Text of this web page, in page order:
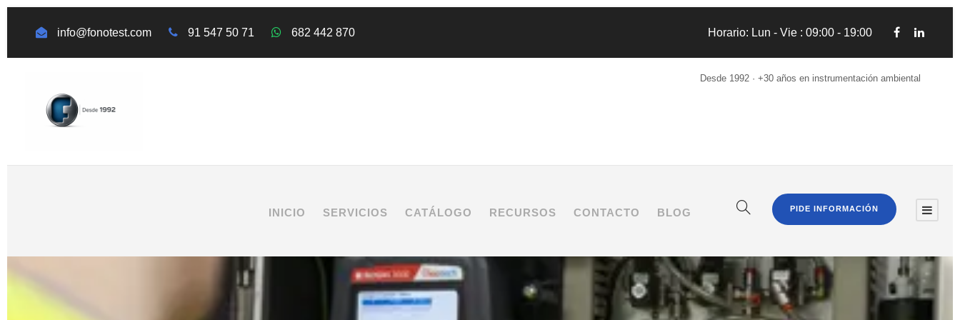
info@fonotest.com 91 547 50 71 682 442 870 Horario: Lun - Vie : 09:00 - 19:00
Desde 1992 · +30 años en instrumentación ambiental
INICIO SERVICIOS CATÁLOGO RECURSOS CONTACTO BLOG PIDE INFORMACIÓN